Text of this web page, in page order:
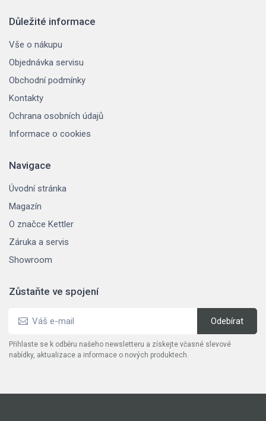
Důležité informace
Vše o nákupu
Objednávka servisu
Obchodní podmínky
Kontakty
Ochrana osobních údajů
Informace o cookies
Navigace
Úvodní stránka
Magazín
O značce Kettler
Záruka a servis
Showroom
Zůstaňte ve spojení
Přihlaste se k odběru našeho newsletteru a získejte včasné slevové
nabídky, aktualizace a informace o nových produktech.